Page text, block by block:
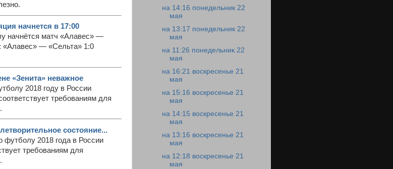
начнется в 17:00
начнётся матч «Алавес» —
«Алавес» — «Сельта» 1:0
«Зенита» неважное
2018 году в России
требованиям для
состояние...
футболу 2018 года в России
требованиям для
на 14:16 понедельник 22
мая
на 13:17 понедельник 22
мая
на 11:26 понедельник 22
мая
на 16:21 воскресенье 21
мая
на 15:16 воскресенье 21
мая
на 14:15 воскресенье 21
мая
на 13:16 воскресенье 21
мая
на 12:18 воскресенье 21
мая